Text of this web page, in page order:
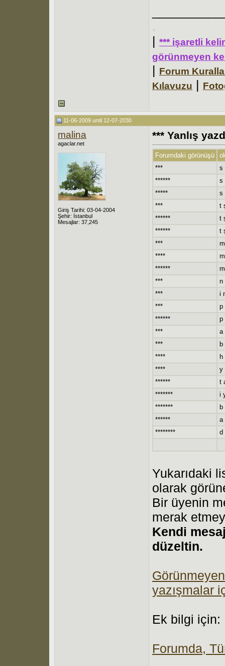
.
| *** işaretli
görünmeyen
| Forum
Kılavuzu |
11-06-2009 until 12-07-2030
malina
agaclar.net
Giriş Tarihi: 03-04-2004
Şehir: İstanbul
Mesajlar: 37,245
*** Yanlış
Forumdaki görünüşü
***
s
******
s
*****
s
***
t
******
t
******
t
***
****
******
***
n
***
i
***
p
******
p
***
a
***
****
****
y
******
t
*******
i
*******
******
a
********
d
Yukarıdaki
olarak
Bir üyenin
merak
Kendi
düzeltin.
yazışmalar
Ek bilgi için:
Forumda,